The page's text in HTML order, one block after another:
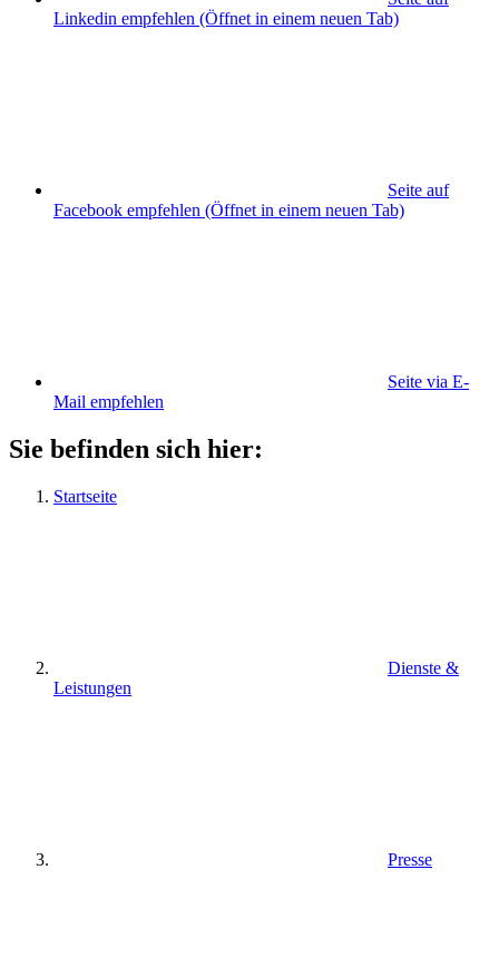
Linkedin empfehlen (Öffnet in einem neuen Tab)
Seite auf
Facebook empfehlen (Öffnet in einem neuen Tab)
Seite via E-
Mail empfehlen
Sie befinden sich hier:
Startseite
Dienste &
Leistungen
Presse